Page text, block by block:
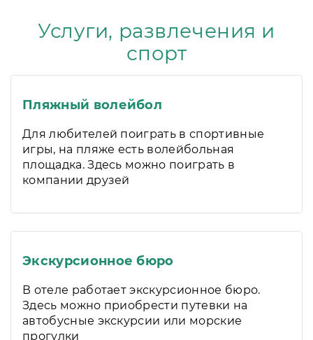
Услуги, развлечения и
спорт
Пляжный волейбол
Для любителей поиграть в спортивные
игры, на пляже есть волейбольная
площадка. Здесь можно поиграть в
компании друзей
Экскурсионное бюро
В отеле работает экскурсионное бюро.
Здесь можно приобрести путевки на
автобусные экскурсии или морские
прогулки